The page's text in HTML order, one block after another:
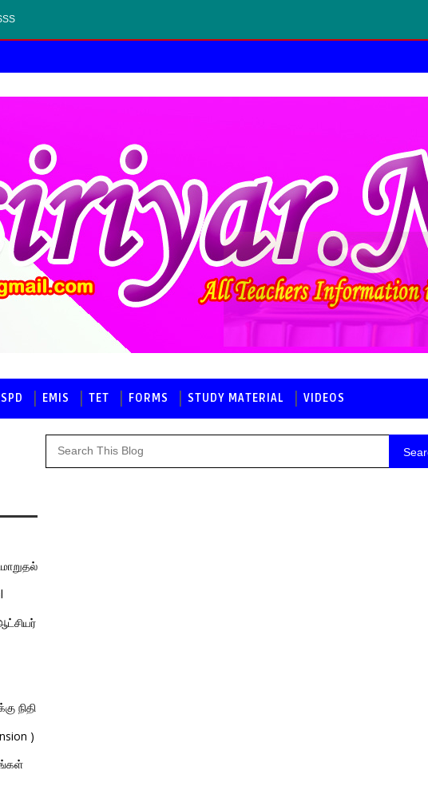
SPD EMIS TET FORMS STUDY MATERIAL VIDEOS
நிதி
)